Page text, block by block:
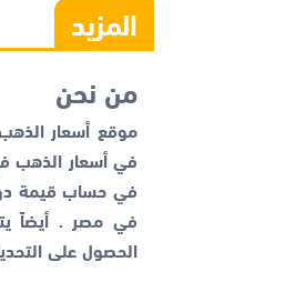
المزيد
من نحن
موقع أسعار
في أسعار الذهب
في حساب قيمة
في مصر . أيضاً
الحصول على